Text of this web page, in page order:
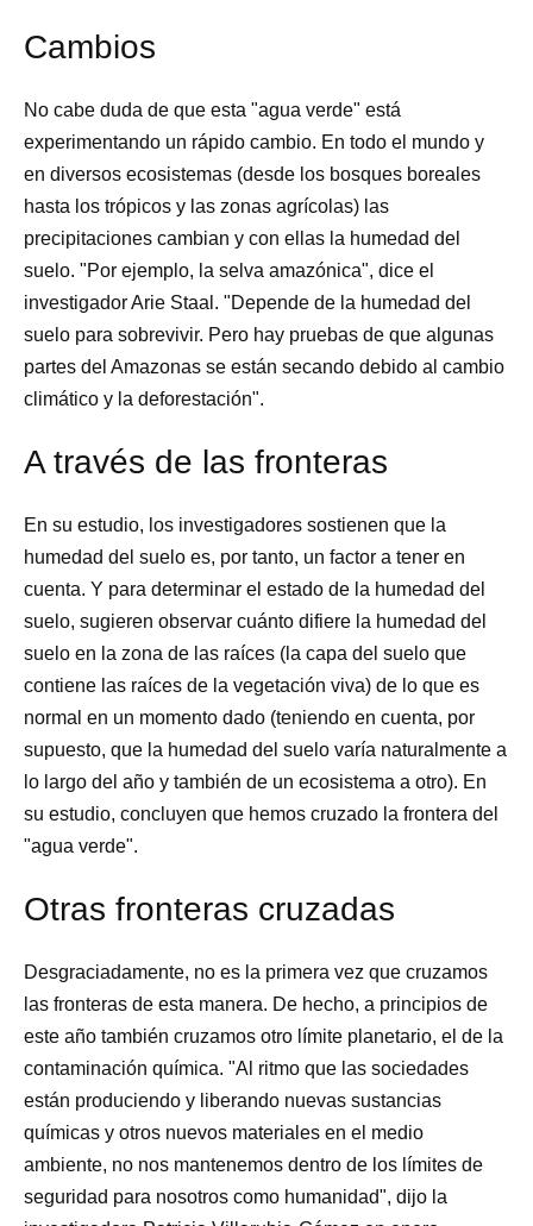
Cambios
No cabe duda de que esta "agua verde" está
experimentando un rápido cambio. En todo el mundo y
en diversos ecosistemas (desde los bosques boreales
hasta los trópicos y las zonas agrícolas) las
precipitaciones cambian y con ellas la humedad del
suelo. "Por ejemplo, la selva amazónica", dice el
investigador Arie Staal. "Depende de la humedad del
suelo para sobrevivir. Pero hay pruebas de que algunas
partes del Amazonas se están secando debido al cambio
climático y la deforestación".
A través de las fronteras
En su estudio, los investigadores sostienen que la
humedad del suelo es, por tanto, un factor a tener en
cuenta. Y para determinar el estado de la humedad del
suelo, sugieren observar cuánto difiere la humedad del
suelo en la zona de las raíces (la capa del suelo que
contiene las raíces de la vegetación viva) de lo que es
normal en un momento dado (teniendo en cuenta, por
supuesto, que la humedad del suelo varía naturalmente a
lo largo del año y también de un ecosistema a otro). En
su estudio, concluyen que hemos cruzado la frontera del
"agua verde".
Otras fronteras cruzadas
Desgraciadamente, no es la primera vez que cruzamos
las fronteras de esta manera. De hecho, a principios de
este año también cruzamos otro límite planetario, el de la
contaminación química. "Al ritmo que las sociedades
están produciendo y liberando nuevas sustancias
químicas y otros nuevos materiales en el medio
ambiente, no nos mantenemos dentro de los límites de
seguridad para nosotros como humanidad", dijo la